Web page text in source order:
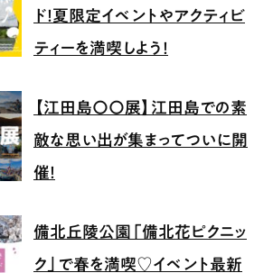
ド！夏限定イベントやアクティビ
ティーを満喫しよう！
【江田島〇〇展】江田島での素
敵な思い出が集まってついに開
催！
備北丘陵公園「備北花ピクニッ
ク」で春を満喫♡イベント最新